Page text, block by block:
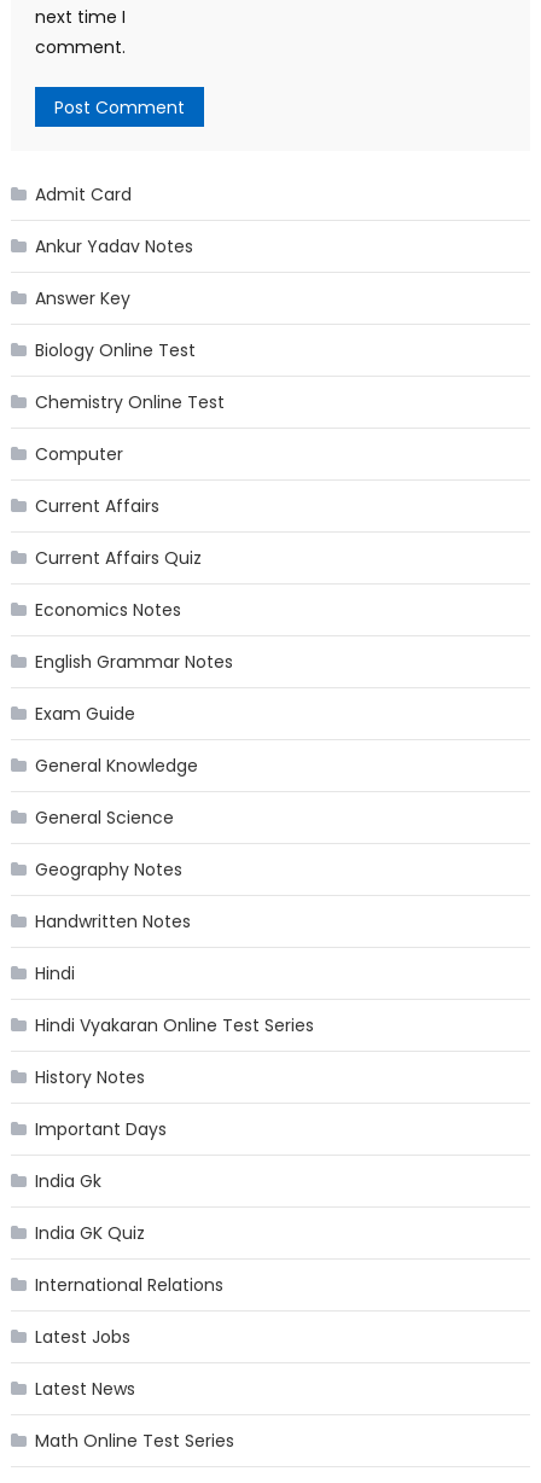
next time I
comment.
Admit Card
Ankur Yadav Notes
Answer Key
Biology Online Test
Chemistry Online Test
Computer
Current Affairs
Current Affairs Quiz
Economics Notes
English Grammar Notes
Exam Guide
General Knowledge
General Science
Geography Notes
Handwritten Notes
Hindi
Hindi Vyakaran Online Test Series
History Notes
Important Days
India Gk
India GK Quiz
International Relations
Latest Jobs
Latest News
Math Online Test Series